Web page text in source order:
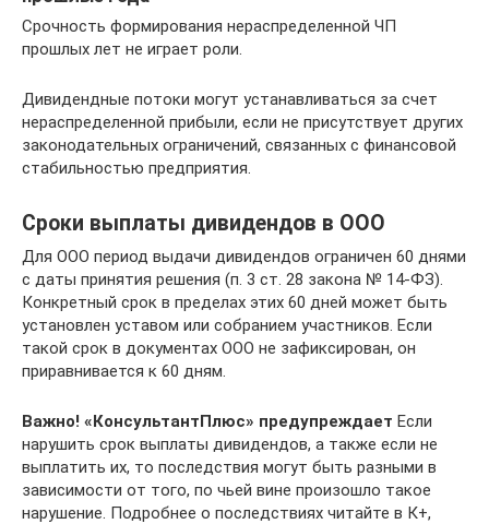
Срочность формирования нераспределенной ЧП
прошлых лет не играет роли.
Дивидендные потоки могут устанавливаться за счет
нераспределенной прибыли, если не присутствует других
законодательных ограничений, связанных с финансовой
стабильностью предприятия.
Сроки выплаты дивидендов в ООО
Для ООО период выдачи дивидендов ограничен 60 днями
с даты принятия решения (п. 3 ст. 28 закона № 14-ФЗ).
Конкретный срок в пределах этих 60 дней может быть
установлен уставом или собранием участников. Если
такой срок в документах ООО не зафиксирован, он
приравнивается к 60 дням.
Важно! «КонсультантПлюс» предупреждает Если
нарушить срок выплаты дивидендов, а также если не
выплатить их, то последствия могут быть разными в
зависимости от того, по чьей вине произошло такое
нарушение. Подробнее о последствиях читайте в К+,